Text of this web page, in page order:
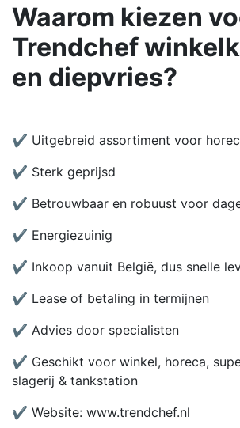
Waarom kiezen
Trendchef
en diepvries?
✔ Uitgebreid assortiment voor
✔ Sterk geprijsd
✔ Betrouwbaar en robuust voor
✔ Energiezuinig
✔ Inkoop vanuit België, dus snelle
✔ Lease of betaling in termijnen
✔ Advies door specialisten
✔ Geschikt voor winkel, horeca,
slagerij & tankstation
✔ Website: www.trendchef.nl